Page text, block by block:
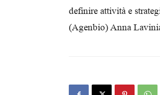
definire attività e
(Agenbio) Anna